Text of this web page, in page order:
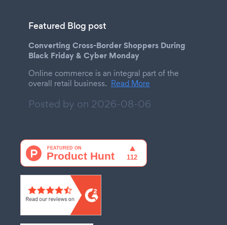
Featured Blog post
Converting Cross-Border Shoppers During
Black Friday & Cyber Monday
Online commerce is an integral part of the
overall retail business. Read More
Posted by on 2026-08-06